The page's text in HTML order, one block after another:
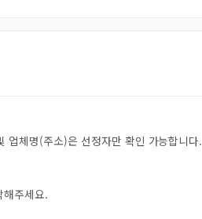
업체명(주소)은 선정자만 확인 가능합니다.
주세요.